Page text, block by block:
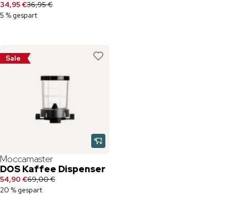
34,95 €36,95 €
5 % gespart
Sale
Moccamaster
DOS Kaffee Dispenser
54,90 €69,00 €
20 % gespart